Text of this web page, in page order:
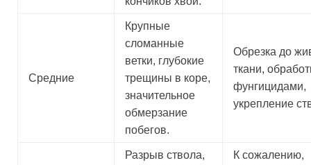
Средние
Крупные
сломанные
ветки, глубокие
трещины в коре,
значительное
обмерзание
побегов.
Обрезка до
ткани,
фунгицидами,
укрепление
Разрыв ствола,
К сожалению,